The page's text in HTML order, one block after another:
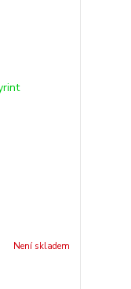
Není skladem